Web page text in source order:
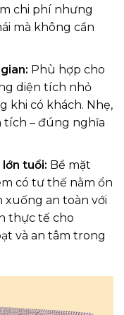
chi phí nhưng
mà không cần
Phù hợp cho
diện tích nhỏ
khi có khách. Nhẹ,
tích – đúng nghĩa
tuổi: Bề mặt
có tư thế nằm ổn
xuống an toàn với
thực tế cho
và an tâm trong